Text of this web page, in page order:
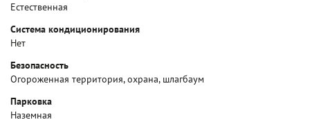
Естественная
Система кондиционирования
Нет
Безопасность
Огороженная территория, охрана, шлагбаум
Парковка
Наземная